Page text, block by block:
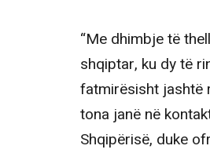
“Me dhimbje të
shqiptar, ku dy të
fatmirësisht jashtë
tona janë në
Shqipërisë, duke